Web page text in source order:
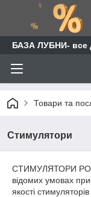
БАЗА ЛУБНИ- все
Товари та
Стимулятори
СТИМУЛЯТОРИ
відомих умовах
якості